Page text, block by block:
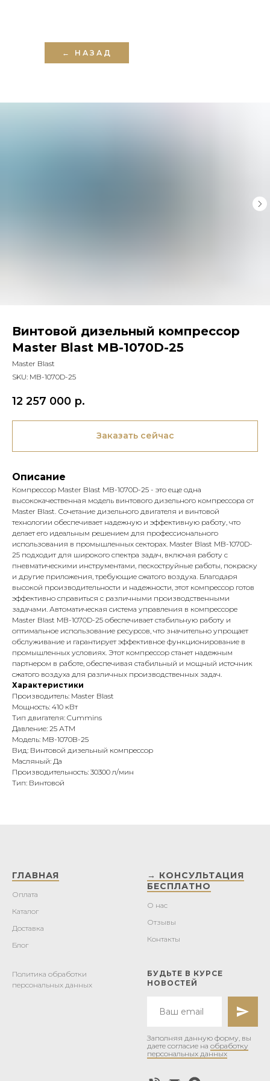
← НАЗАД
Винтовой дизельный компрессор
Master Blast MB-1070D-25
Master Blast
SKU: MB-1070D-25
12 257 000 р.
Заказать сейчас
Описание
Компрессор Master Blast MB-1070D-25 - это еще одна
высококачественная модель винтового дизельного компрессора от
Master Blast. Сочетание дизельного двигателя и винтовой
технологии обеспечивает надежную и эффективную работу, что
делает его идеальным решением для профессионального
использования в промышленных секторах. Master Blast MB-1070D-
25 подходит для широкого спектра задач, включая работу с
пневматическими инструментами, пескоструйные работы, покраску
и другие приложения, требующие сжатого воздуха. Благодаря
высокой производительности и надежности, этот компрессор готов
эффективно справиться с различными производственными
задачами. Автоматическая система управления в компрессоре
Master Blast MB-1070D-25 обеспечивает стабильную работу и
оптимальное использование ресурсов, что значительно упрощает
обслуживание и гарантирует эффективное функционирование в
промышленных условиях. Этот компрессор станет надежным
партнером в работе, обеспечивая стабильный и мощный источник
сжатого воздуха для различных производственных задач.
Характеристики
Производитель: Master Blast
Мощность: 410 кВт
Тип двигателя: Cummins
Давление: 25 АТМ
Модель: MB-1070B-25
Вид: Винтовой дизельный компрессор
Масляный: Да
Производительность: 30300 л/мин
Тип: Винтовой
ГЛАВНАЯ
Оплата
Каталог
Доставка
Блог
→ КОНСУЛЬТАЦИЯ
БЕСПЛАТНО
О нас
Отзывы
Контакты
Политика обработки
персональных данных
БУДЬТЕ В КУРСЕ
НОВОСТЕЙ
Заполняя данную форму, вы
даете согласие на обработку
персональных данных